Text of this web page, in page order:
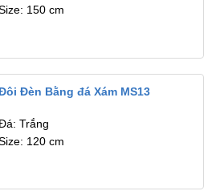
150 cm
Đèn Bằng đá Xám MS13
Trắng
120 cm